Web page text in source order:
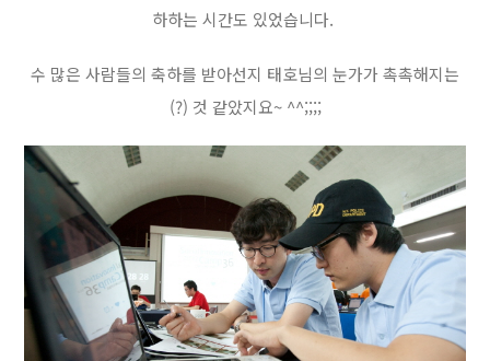
하하는 시간도 있었습니다.
수 많은 사람들의 축하를 받아선지 태호님의 눈가가 촉촉해지는
(?) 것 같았지요~ ^^;;;;